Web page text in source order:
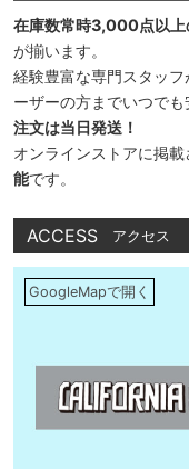
在庫数常時3,000点以上
が揃います。
経験豊富な専門スタッ
ーザーの方までいつでも
注文は当日発送！
オンラインストアに掲
能です。
ACCESS アクセス
GoogleMapで開く